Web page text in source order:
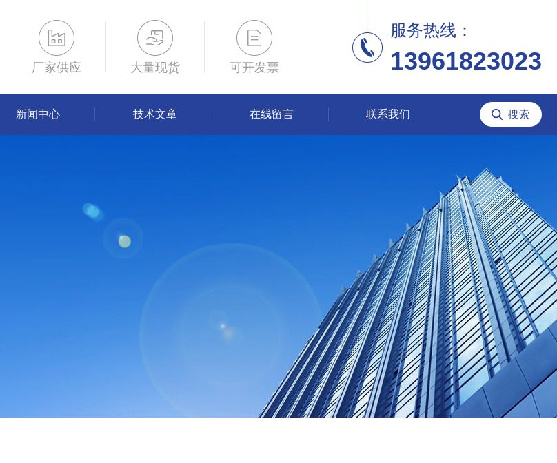
厂家供应 大量现货 可开发票
服务热线：
13961823023
新闻中心 技术文章 在线留言 联系我们